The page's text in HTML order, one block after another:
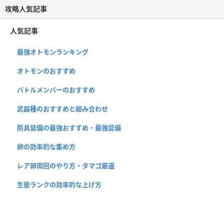
攻略人気記事
人気記事
最強オトモンランキング
オトモンのおすすめ
バトルメンバーのおすすめ
武器種のおすすめと組み合わせ
防具装備の最強おすすめ・最強装備
卵の効率的な集め方
レア卵周回のやり方・タマゴ厳選
生態ランクの効率的な上げ方